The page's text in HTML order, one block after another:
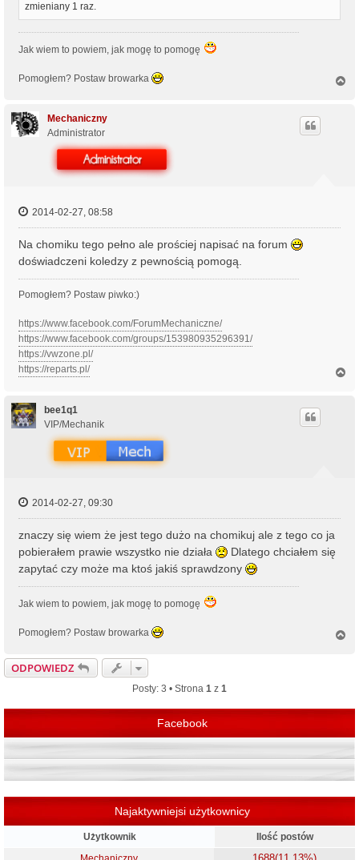
zmieniany 1 raz.
Jak wiem to powiem, jak mogę to pomogę
Pomogłem? Postaw browarka
Mechaniczny
Administrator
2014-02-27, 08:58
Na chomiku tego pełno ale prościej napisać na forum
doświadczeni koledzy z pewnością pomogą.
Pomogłem? Postaw piwko:)
https://www.facebook.com/ForumMechaniczne/
https://www.facebook.com/groups/153980935296391/
https://vwzone.pl/
https://reparts.pl/
bee1q1
VIP/Mechanik
2014-02-27, 09:30
znaczy się wiem że jest tego dużo na chomikuj ale z tego co ja
pobierałem prawie wszystko nie działa
Dlatego chciałem się
zapytać czy może ma ktoś jakiś sprawdzony
Jak wiem to powiem, jak mogę to pomogę
Pomogłem? Postaw browarka
ODPOWIEDZ
Posty: 3 • Strona 1 z 1
Facebook
Najaktywniejsi użytkownicy
Użytkownik
Ilość postów